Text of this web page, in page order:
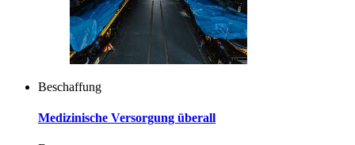
Beschaffung
Medizinische Versorgung überall